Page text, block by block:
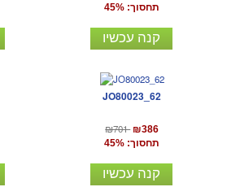
תחסוך: 45%
קנה עכשיו
JO80023_62
₪701 ₪386
תחסוך: 45%
קנה עכשיו